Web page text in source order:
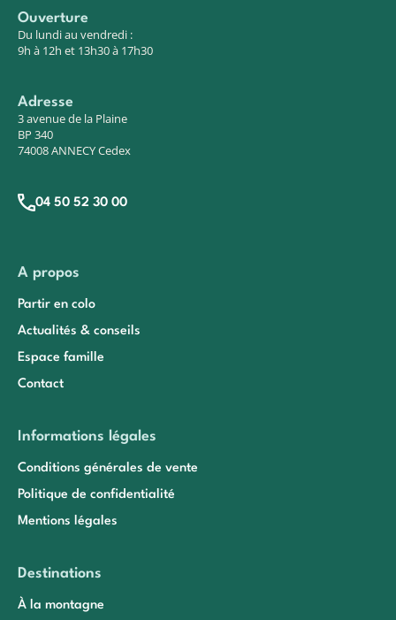
Ouverture
Du lundi au vendredi :
9h à 12h et 13h30 à 17h30
Adresse
3 avenue de la Plaine
BP 340
74008 ANNECY Cedex
04 50 52 30 00
A propos
Partir en colo
Actualités & conseils
Espace famille
Contact
Informations légales
Conditions générales de vente
Politique de confidentialité
Mentions légales
Destinations
À la montagne